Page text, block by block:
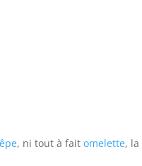
, ni tout à faitomelette, la